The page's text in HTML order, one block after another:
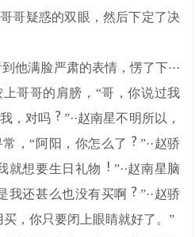
哥疑惑的双眼，然后下定了决
他满脸严肃的表情，愣了下···
哥哥的肩膀，“哥，你说过我
，对吗
”··赵南星不明所以，
，“阿阳，你怎么了
”··赵骄
就想要生日礼物
”··赵南星脑
我还甚么也没有买啊
”··赵骄
，你只要闭上眼睛就好了。”